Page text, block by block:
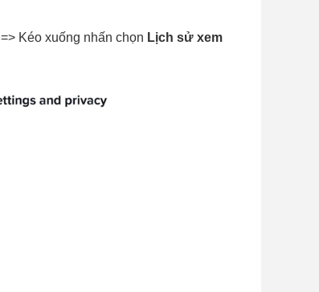
=> Kéo xuống nhấn chọn Lịch sử xem